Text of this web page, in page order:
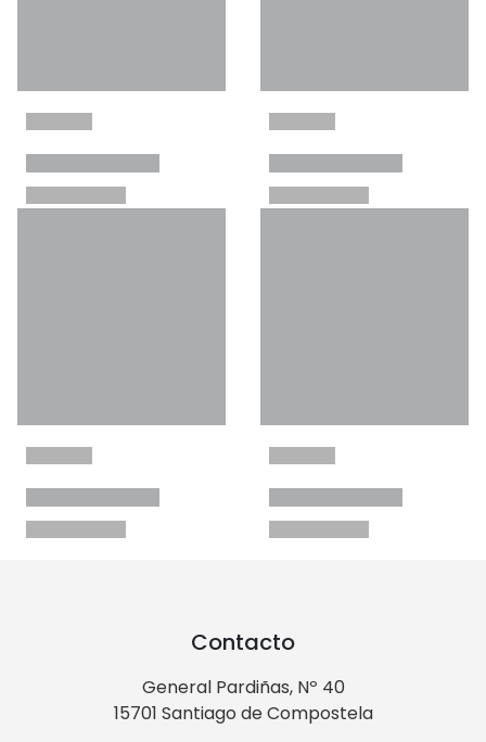
Contacto
General Pardiñas, Nº 40
15701 Santiago de Compostela